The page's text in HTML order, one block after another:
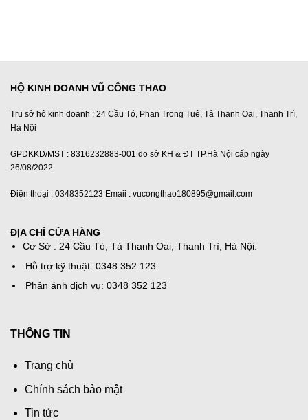
HỘ KINH DOANH VŨ CÔNG THAO
Trụ sở hộ kinh doanh : 24 Cầu Tó, Phan Trọng Tuệ, Tả Thanh Oai, Thanh Trì,
Hà Nội
GPDKKD/MST : 8316232883-001 do sở KH & ĐT TP.Hà Nội cấp ngày
26/08/2022
Điện thoại : 0348352123 Emaii : vucongthao180895@gmail.com
ĐỊA CHỈ CỬA HÀNG
Cơ Sở : 24 Cầu Tó, Tả Thanh Oai, Thanh Trì, Hà Nội.
Hỗ trợ kỹ thuật: 0348 352 123
Phản ánh dịch vụ: 0348 352 123
THÔNG TIN
Trang chủ
Chính sách bảo mật
Tin tức